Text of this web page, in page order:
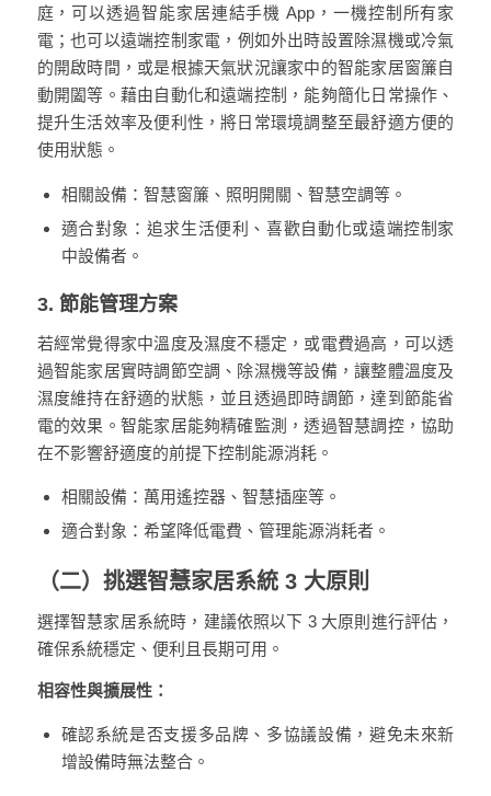
庭，可以透過智能家居連結手機 App，一機控制所有家
電；也可以遠端控制家電， 例如外出時設置除濕機或冷氣
的開啟時間，或是根據天氣狀況讓家中的智能家居窗簾自
動開闔等 。藉由自動化和遠端控制，能夠簡化日常操作、
提升生活效率及便利性，將日常環境調整至最舒適方便的
使用狀態。
相關設備：智慧窗簾、照明開關、智慧空調等。
適合對象：追求生活便利、喜歡自動化或遠端控制家
中設備者。
3. 節能管理方案
若經常覺得家中溫度及濕度不穩定，或電費過高，可以透
過智能家居實時調節空調、除濕機等設備，讓整體溫度及
濕度維持在舒適的狀態，並且透過即時調節，達到節能省
電的效果。智能家居能夠精確監測，透過智慧調控，協助
在不影響舒適度的前提下控制能源消耗。
相關設備： 萬用遙控器、智慧插座等。
適合對象：希望降低電費、管理能源消耗者。
（二）挑選智慧家居系統 3 大原則
選擇智慧家居系統時，建議依照以下 3 大原則進行評估，
確保系統穩定、便利且長期可用。
相容性與擴展性：
確認系統是否支援多品牌、多協議設備，避免未來新
增設備時無法整合。